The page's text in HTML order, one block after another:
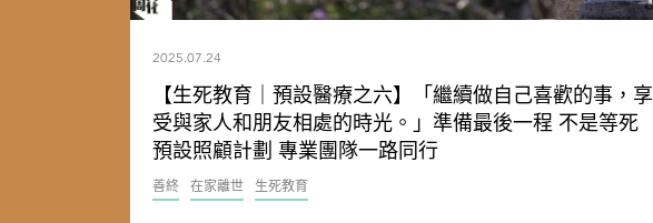
2025.07.24
【生死教育｜預設醫療之六】「繼續做自己喜歡的事，享
受與家人和朋友相處的時光。」準備最後一程 不是等死
預設照顧計劃 專業團隊一路同行
善終 在家離世 生死教育